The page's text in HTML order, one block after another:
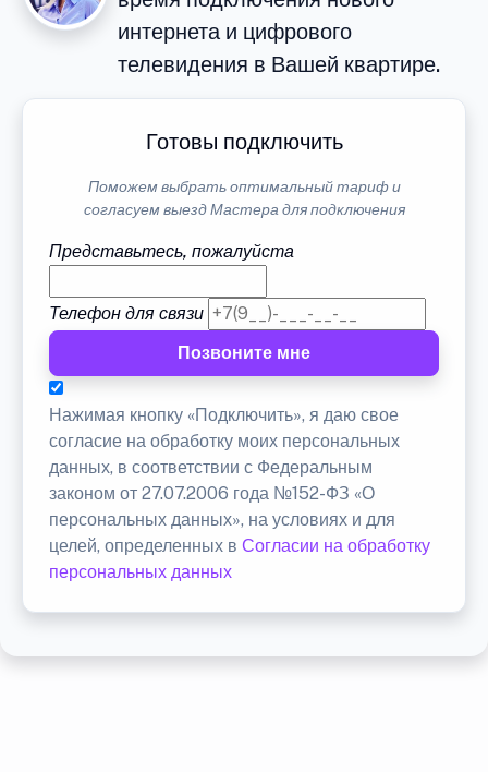
интернета и цифрового
телевидения в Вашей квартире.
Готовы подключить
Поможем выбрать оптимальный тариф и
согласуем выезд Мастера для подключения
Представьтесь, пожалуйста
Телефон для связи
Позвоните мне
Нажимая кнопку «Подключить», я даю свое
согласие на обработку моих персональных
данных, в соответствии с Федеральным
законом от 27.07.2006 года №152-ФЗ «О
персональных данных», на условиях и для
целей, определенных в Согласии на обработку
персональных данных